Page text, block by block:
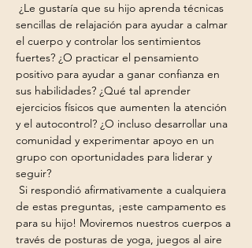
sencillas de relajación para ayudar a calmar
el cuerpo y controlar los sentimientos
fuertes? ¿O practicar el pensamiento
positivo para ayudar a ganar confianza en
sus habilidades? ¿Qué tal aprender
ejercicios físicos que aumenten la atención
y el autocontrol? ¿O incluso desarrollar una
comunidad y experimentar apoyo en un
grupo con oportunidades para liderar y
seguir?
de estas preguntas, ¡este campamento es
para su hijo! Moviremos nuestros cuerpos a
través de posturas de yoga, juegos al aire